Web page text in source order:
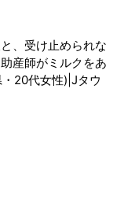
、受け止められな
産師がミルクをあ
20代女性)|Jタウ